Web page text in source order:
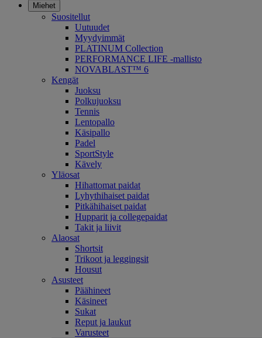
Miehet
Suositellut
Uutuudet
Myydyimmät
PLATINUM Collection
PERFORMANCE LIFE -mallisto
NOVABLAST™ 6
Kengät
Juoksu
Polkujuoksu
Tennis
Lentopallo
Käsipallo
Padel
SportStyle
Kävely
Yläosat
Hihattomat paidat
Lyhythihaiset paidat
Pitkähihaiset paidat
Hupparit ja collegepaidat
Takit ja liivit
Alaosat
Shortsit
Trikoot ja leggingsit
Housut
Asusteet
Päähineet
Käsineet
Sukat
Reput ja laukut
Varusteet